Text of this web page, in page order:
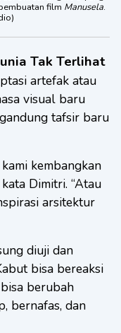
film Manusela.
Tak Terlihat
artefak atau
visual baru
tafsir baru
kembangkan
Dimitri. “Atau
arsitektur
diuji dan
bisa bereaksi
berubah
bernafas, dan